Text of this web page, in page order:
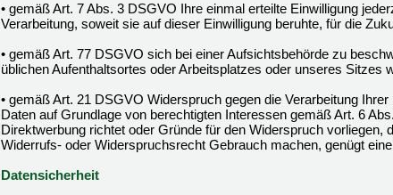
• gemäß Art. 7 Abs. 3 DSGVO Ihre einmal erteilte Einwilligung
Verarbeitung, soweit sie auf dieser Einwilligung beruhte, für die
• gemäß Art. 77 DSGVO sich bei einer Aufsichtsbehörde zu
üblichen Aufenthaltsortes oder Arbeitsplatzes oder unseres Sitzes
• gemäß Art. 21 DSGVO Widerspruch gegen die Verarbeitung
Daten auf Grundlage von berechtigten Interessen gemäß Art. 6
Direktwerbung richtet oder Gründe für den Widerspruch
Widerrufs- oder Widerspruchsrecht Gebrauch machen, genügt
Datensicherheit